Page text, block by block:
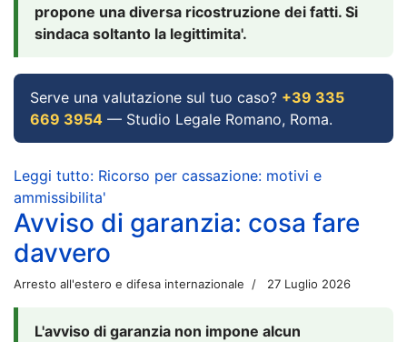
propone una diversa ricostruzione dei fatti. Si
sindaca soltanto la legittimita'.
Serve una valutazione sul tuo caso? +39 335
669 3954 — Studio Legale Romano, Roma.
Leggi tutto: Ricorso per cassazione: motivi e
ammissibilita'
Avviso di garanzia: cosa fare
davvero
Arresto all'estero e difesa internazionale 27 Luglio 2026
L'avviso di garanzia non impone alcun